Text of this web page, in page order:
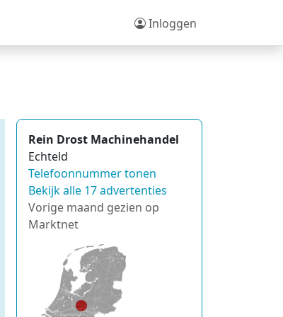
Inloggen
Rein Drost Machinehandel
Echteld
Telefoonnummer tonen
Bekijk alle 17 advertenties
Vorige maand gezien op
Marktnet